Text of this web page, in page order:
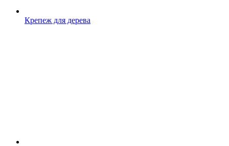
Крепеж для дерева